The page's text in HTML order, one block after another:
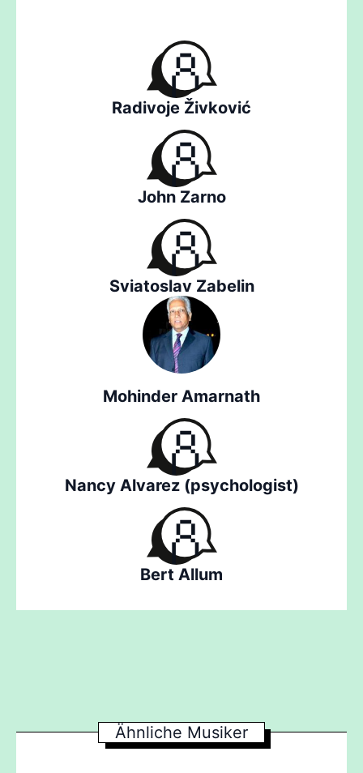
Radivoje Živković
John Zarno
Sviatoslav Zabelin
Mohinder Amarnath
Nancy Alvarez (psychologist)
Bert Allum
Ähnliche Musiker